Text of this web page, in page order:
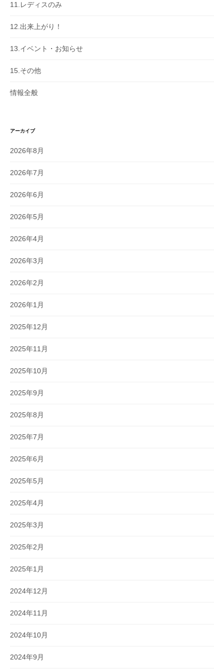
11.レディスのみ
12.出来上がり！
13.イベント・お知らせ
15.その他
情報全般
アーカイブ
2026年8月
2026年7月
2026年6月
2026年5月
2026年4月
2026年3月
2026年2月
2026年1月
2025年12月
2025年11月
2025年10月
2025年9月
2025年8月
2025年7月
2025年6月
2025年5月
2025年4月
2025年3月
2025年2月
2025年1月
2024年12月
2024年11月
2024年10月
2024年9月